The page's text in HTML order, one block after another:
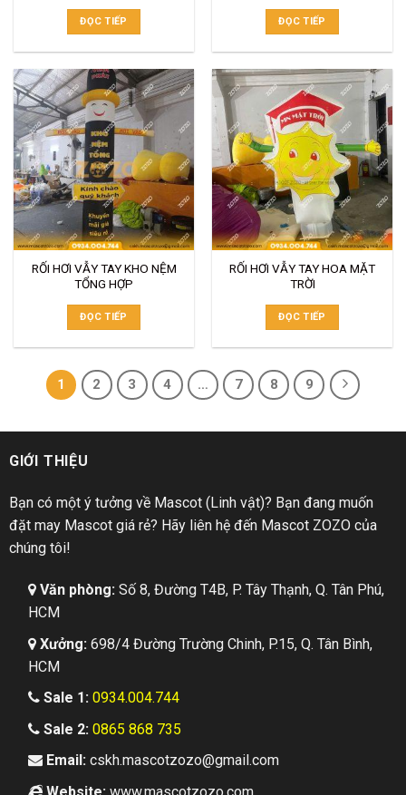
ĐỌC TIẾP ĐỌC TIẾP
RỐI HƠI VẪY TAY KHO NỆM
TỔNG HỢP
ĐỌC TIẾP
RỐI HƠI VẪY TAY HOA MẶT
TRỜI
ĐỌC TIẾP
1 2 3 4 … 7 8 9
GIỚI THIỆU
Bạn có một ý tưởng về Mascot (Linh vật)? Bạn đang muốn
đặt may Mascot giá rẻ? Hãy liên hệ đến Mascot ZOZO của
chúng tôi!
Văn phòng:Số 8, Đường T4B, P. Tây Thạnh, Q. Tân Phú,
HCM
Xưởng: 698/4 Đường Trường Chinh, P.15, Q. Tân Bình,
HCM
Sale 1: 0934.004.744
Sale 2: 0865 868 735
Email:cskh.mascotzozo@gmail.com